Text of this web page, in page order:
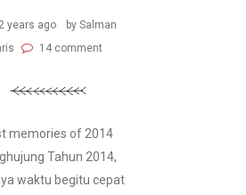
years ago
by Salman
14 comment
memories of 2014
Tahun 2014,
waktu begitu cepat